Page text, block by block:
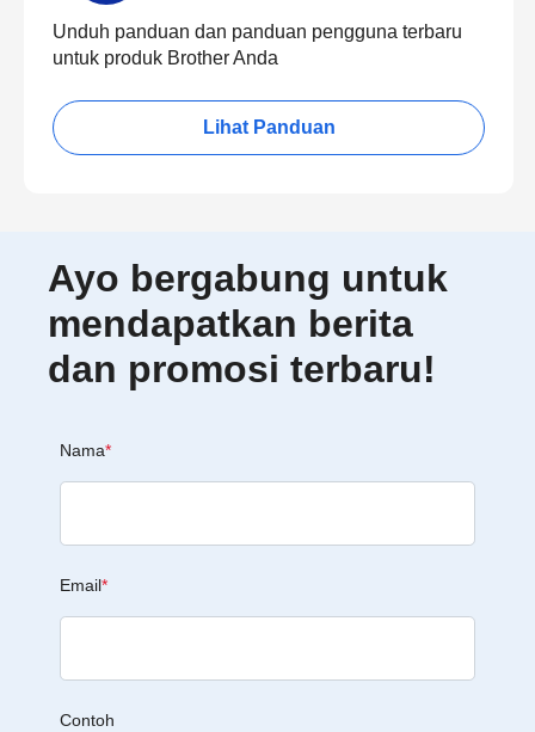
Unduh panduan dan panduan pengguna terbaru
untuk produk Brother Anda
Lihat Panduan
Ayo bergabung untuk
mendapatkan berita
dan promosi terbaru!
Nama*
Email*
Contoh